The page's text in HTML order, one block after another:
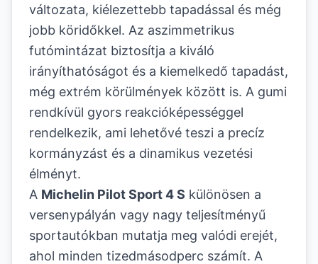
változata, kiélezettebb tapadással és még
jobb köridőkkel. Az aszimmetrikus
futómintázat biztosítja a kiváló
irányíthatóságot és a kiemelkedő tapadást,
még extrém körülmények között is. A gumi
rendkívül gyors reakcióképességgel
rendelkezik, ami lehetővé teszi a precíz
kormányzást és a dinamikus vezetési
élményt.
A Michelin Pilot Sport 4 S különösen a
versenypályán vagy nagy teljesítményű
sportautókban mutatja meg valódi erejét,
ahol minden tizedmásodperc számít. A